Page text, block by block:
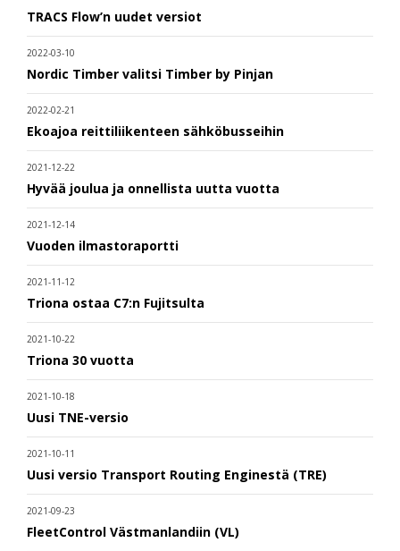
TRACS Flow’n uudet versiot
2022-03-10
Nordic Timber valitsi Timber by Pinjan
2022-02-21
Ekoajoa reittiliikenteen sähköbusseihin
2021-12-22
Hyvää joulua ja onnellista uutta vuotta
2021-12-14
Vuoden ilmastoraportti
2021-11-12
Triona ostaa C7:n Fujitsulta
2021-10-22
Triona 30 vuotta
2021-10-18
Uusi TNE-versio
2021-10-11
Uusi versio Transport Routing Enginestä (TRE)
2021-09-23
FleetControl Västmanlandiin (VL)